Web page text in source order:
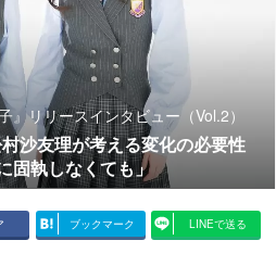
リリースインタビュー（Vol.2）
沙友理が考える変化の必要性
固執しなくても」
ブックマーク LINEで送る